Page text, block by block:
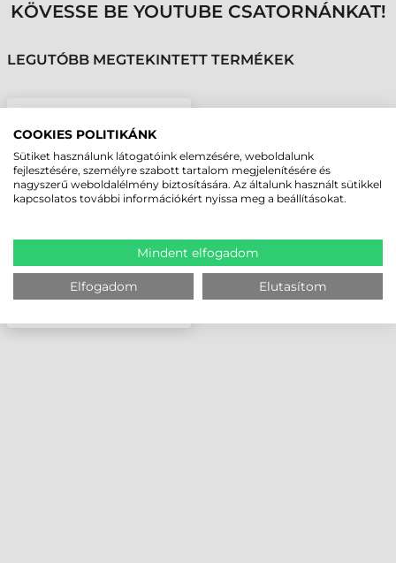
KÖVESSE BE YOUTUBE CSATORNÁNKAT!
LEGUTÓBB MEGTEKINTETT TERMÉKEK
POS TERMINÁLHOZ
COOKIES POLITIKÁNK
Sütiket használunk látogatóink elemzésére, weboldalunk
fejlesztésére, személyre szabott tartalom megjelenítésére és
nagyszerű weboldalélmény biztosítására. Az általunk használt sütikkel
kapcsolatos további információkért nyissa meg a beállításokat.
Mindent elfogadom
Elfogadom Elutasítom